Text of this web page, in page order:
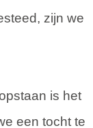
zijn we
is het
een tocht te